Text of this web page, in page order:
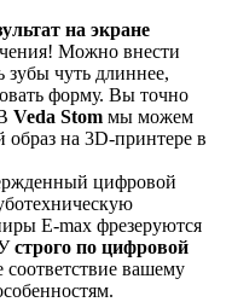
на экране
Можно внести
зубы чуть длиннее,
форму. Вы точно
Veda Stom мы можем
образ на 3D-принтере в
цифровой
E-max фрезеруются
строго по цифровой
соответствие вашему